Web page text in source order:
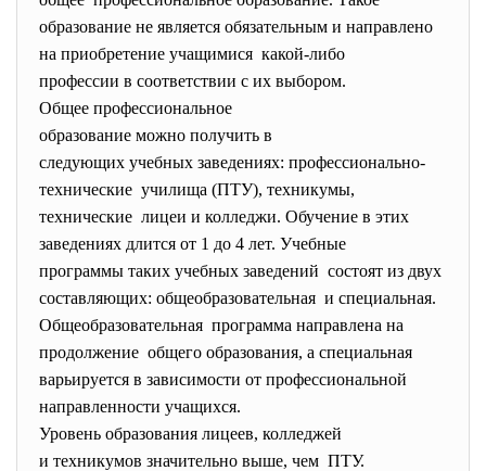
образование не является обязательным и направлено
на приобретение учащимися какой-либо
профессии в соответствии с их выбором.
Общее профессиональное
образование можно получить в
следующих учебных заведениях: профессионально-
технические училища (ПТУ), техникумы,
технические лицеи и колледжи. Обучение в этих
заведениях длится от 1 до 4 лет. Учебные
программы таких учебных заведений состоят из двух
составляющих: общеобразовательная и специальная.
Общеобразовательная программа направлена на
продолжение общего образования, а специальная
варьируется в зависимости от профессиональной
направленности учащихся.
Уровень образования лицеев, колледжей
и техникумов значительно выше, чем ПТУ.